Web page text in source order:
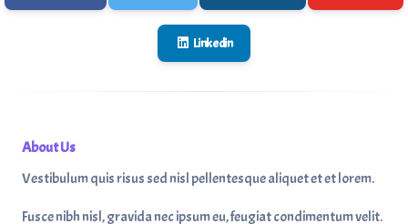
Linkedin
About Us
Vestibulum quis risus sed nisl pellentesque aliquet et et lorem.
Fusce nibh nisl, gravida nec ipsum eu, feugiat condimentum velit.